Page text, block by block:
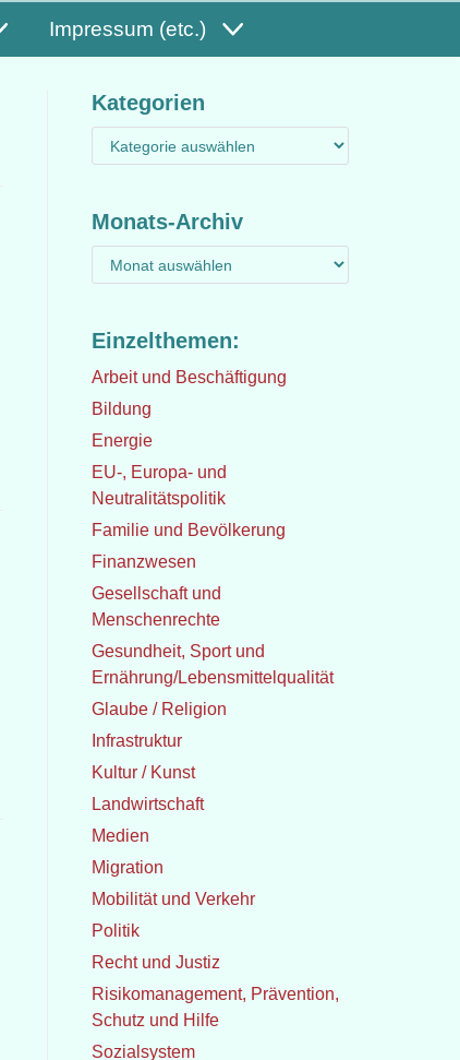
Impressum (etc.)
Kategorien
Monats-Archiv
Einzelthemen:
Arbeit und Beschäftigung
Bildung
Energie
EU-, Europa- und
Neutralitätspolitik
Familie und Bevölkerung
Finanzwesen
Gesellschaft und
Menschenrechte
Gesundheit, Sport und
Ernährung/Lebensmittelqualität
Glaube / Religion
Infrastruktur
Kultur / Kunst
Landwirtschaft
Medien
Migration
Mobilität und Verkehr
Politik
Recht und Justiz
Risikomanagement, Prävention,
Schutz und Hilfe
Sozialsystem